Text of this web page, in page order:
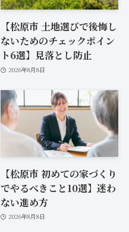
【松原市 土地選びで後悔し
ないためのチェックポイン
ト6選】見落とし防止
2026年8月8日
【松原市 初めての家づくり
でやるべきこと10選】迷わ
ない進め方
2026年8月8日